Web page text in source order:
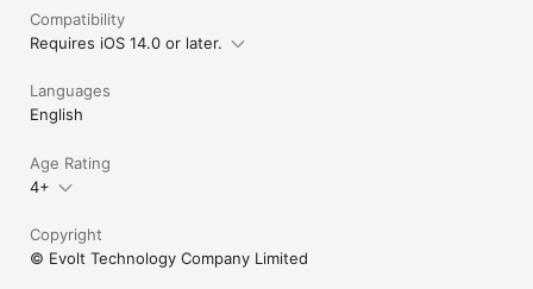
Compatibility
Requires iOS 14.0 or later.
Languages
English
Age Rating
4+
Copyright
© Evolt Technology Company Limited